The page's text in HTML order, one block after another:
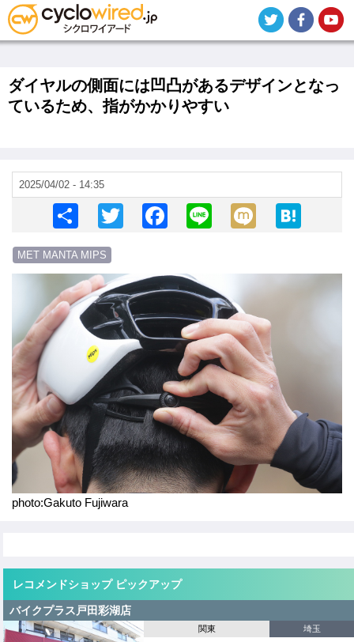
メ
イ
テ
ン
ダイヤルの側面には凹凸があるデザインとなっ
ているため、指がかかりやすい
2025/04/02 - 14:35
S
h
ar
e
T
er
F
e
b
o
o
k
Li
M
MET MANTA MIPS
photo:Gakuto Fujiwara
レコメンドショップ ピックアップ
バイクプラス戸田彩湖店
関東 埼玉